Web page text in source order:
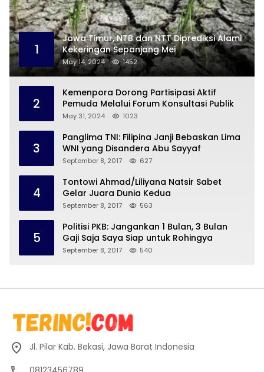
1
Jawa Timur, NTB dan NTT Diprediksi Alami
Kekeringan Sepanjang Mei
May 14, 2024 1452
2
Kemenpora Dorong Partisipasi Aktif
Pemuda Melalui Forum Konsultasi Publik
May 31, 2024 1023
3
Panglima TNI: Filipina Janji Bebaskan Lima
WNI yang Disandera Abu Sayyaf
September 8, 2017 627
4
Tontowi Ahmad/Liliyana Natsir Sabet
Gelar Juara Dunia Kedua
September 8, 2017 563
5
Politisi PKB: Jangankan 1 Bulan, 3 Bulan
Gaji Saja Saya Siap untuk Rohingya
September 8, 2017 540
Jl. Pilar Kab. Bekasi, Jawa Barat Indonesia